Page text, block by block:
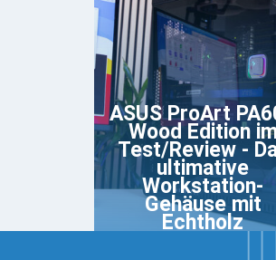
ASUS ProArt
Wood Edition
Test/Review -
ultimative
Workstation-
Gehäuse mit
Echtholz